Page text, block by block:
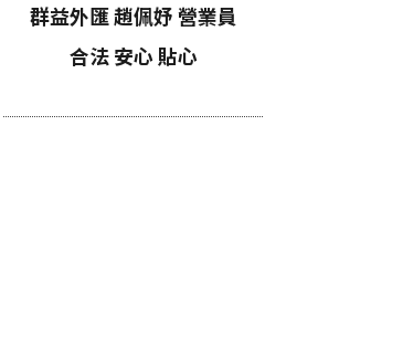
群益外匯 趙佩妤 營業員
合法 安心 貼心